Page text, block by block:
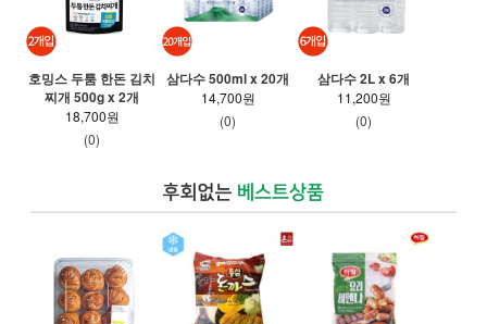
호밍스 두툼 한돈 김치
찌개 500g x 2개
18,700원
(0)
삼다수 500ml x 20개
14,700원
(0)
삼다수 2L x 6개
11,200원
(0)